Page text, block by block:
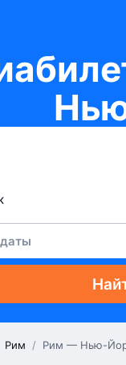
Рим / Рим — Нью-